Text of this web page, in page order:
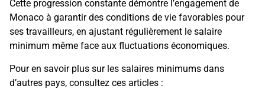
Cette progression constante démontre l’engagement de
Monaco à garantir des conditions de vie favorables pour
ses travailleurs, en ajustant régulièrement le salaire
minimum même face aux fluctuations économiques.
Pour en savoir plus sur les salaires minimums dans
d’autres pays, consultez ces articles :